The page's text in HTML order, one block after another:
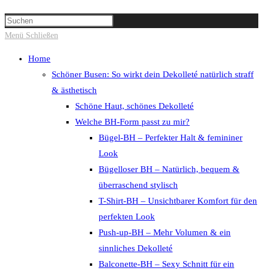
Suche
umschalten
the
panel.
Menü Schließen
Home
Schöner Busen: So wirkt dein Dekolleté natürlich straff
& ästhetisch
Schöne Haut, schönes Dekolleté
Welche BH-Form passt zu mir?
Bügel-BH – Perfekter Halt & femininer
Look
Bügelloser BH – Natürlich, bequem &
überraschend stylisch
T-Shirt-BH – Unsichtbarer Komfort für den
perfekten Look
Push-up-BH – Mehr Volumen & ein
sinnliches Dekolleté
Balconette-BH – Sexy Schnitt für ein